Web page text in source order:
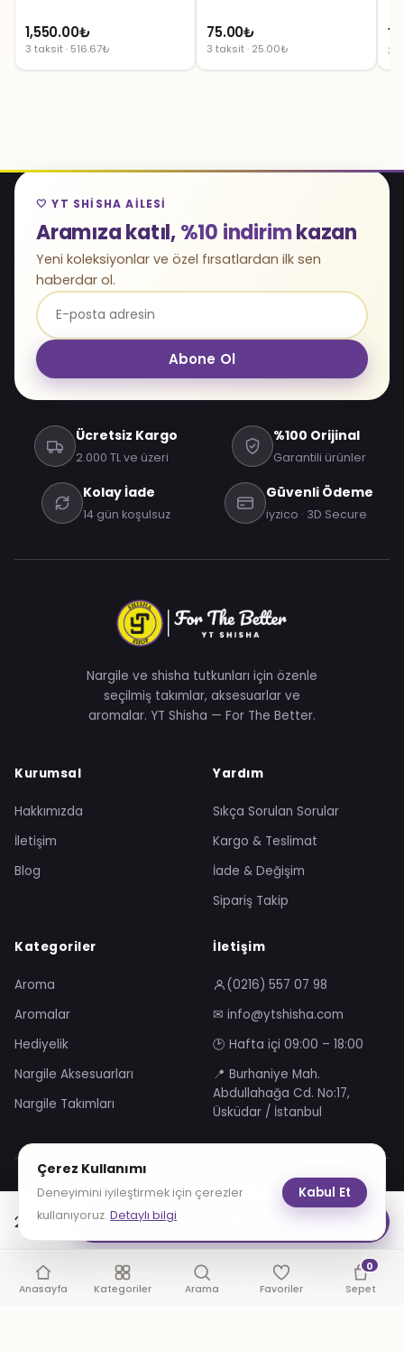
1,550.00₺
3 taksit · 516.67₺
75.00₺
3 taksit · 25.00₺ 3
200.00₺
🤍 YT SHISHA AILESI
Aramıza katıl,%10 indirimkazan
Yeni koleksiyonlar ve özel fırsatlardan ilk sen
haberdar ol.
Abone Ol
Ücretsiz Kargo
2.000 TL ve üzeri
%100 Orijinal
Garantili ürünler
Kolay İade
14 gün koşulsuz
Güvenli Ödeme
iyzico · 3D Secure
Nargile ve shisha tutkunları için özenle
seçilmiş takımlar, aksesuarlar ve
aromalar. YT Shisha — For The Better.
Kurumsal
Hakkımızda
İletişim
Blog
Yardım
Sıkça Sorulan Sorular
Kargo & Teslimat
İade & Değişim
Sipariş Takip
Kategoriler
Aroma
Aromalar
Hediyelik
Nargile Aksesuarları
Nargile Takımları
İletişim
(0216) 557 07 98
✉ info@ytshisha.com
🕑 Hafta içi 09:00 – 18:00
📍 Burhaniye Mah.
Abdullahağa Cd. No:17,
Üsküdar / İstanbul
Mesafeli Satış SözleşmesiGizlilik Sözleşmesi
KVKK Aydınlatma Metni
Çerez Politikası
© 2026 YT Shisha. Tüm hakları saklıdır.
Anasayfa Kategoriler Arama Favoriler
0
Sepet
Çerez Kullanımı
Deneyimini iyileştirmek için çerezler
kullanıyoruz. Detaylı bilgi
Kabul Et